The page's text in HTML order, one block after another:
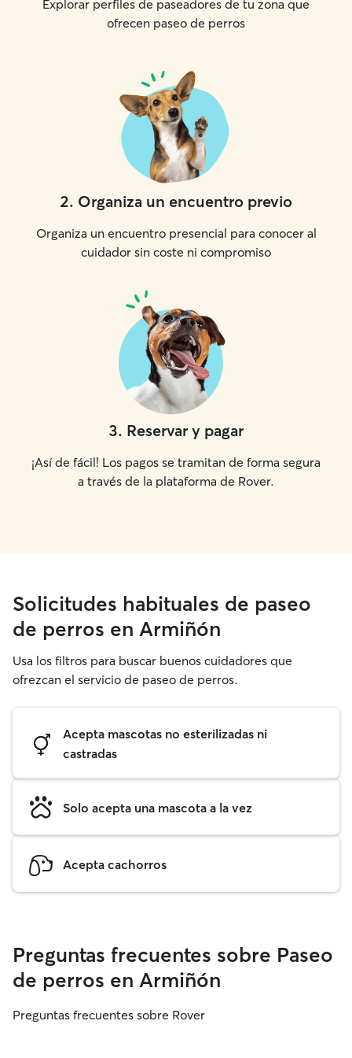
Explorar perfiles de paseadores de tu zona que
ofrecen paseo de perros
2. Organiza un encuentro previo
Organiza un encuentro presencial para conocer al
cuidador sin coste ni compromiso
3. Reservar y pagar
¡Así de fácil! Los pagos se tramitan de forma segura
a través de la plataforma de Rover.
Solicitudes habituales de paseo
de perros en Armiñón
Usa los filtros para buscar buenos cuidadores que
ofrezcan el servicio de paseo de perros.
Acepta mascotas no esterilizadas ni
castradas
Solo acepta una mascota a la vez
Acepta cachorros
Preguntas frecuentes sobre Paseo
de perros en Armiñón
Preguntas frecuentes sobre Rover